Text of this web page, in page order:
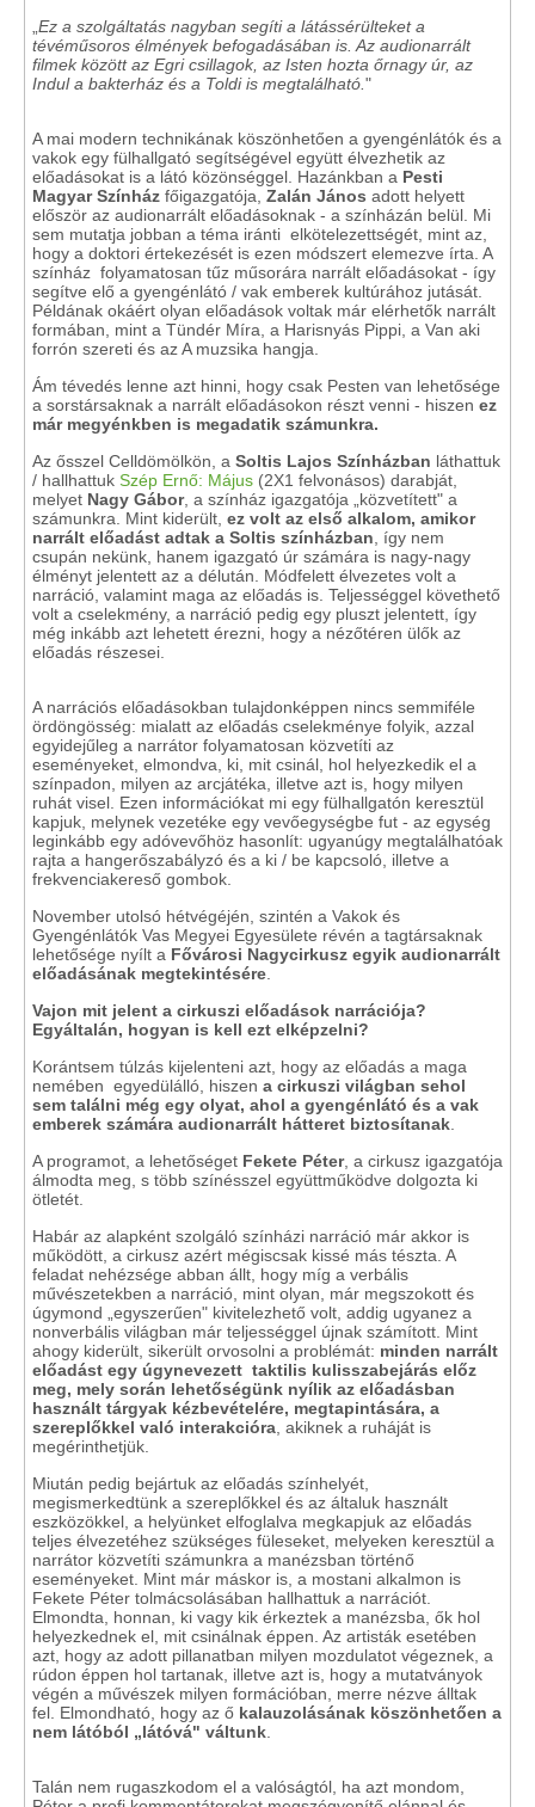
Ez a szolgáltatás nagyban segíti a látássérülteket a
tévéműsoros élmények befogadásában is. Az audionarrált
filmek között az Egri csillagok, az Isten hozta őrnagy úr, az
Indul a bakterház és a Toldi is megtalálható. "
A mai modern technikának köszönhetően a gyengénlátók és a
vakok egy fülhallgató segítségével együtt élvezhetik az
előadásokat is a látó közönséggel. Hazánkban a Pesti
Magyar Színház főigazgatója, Zalán János adott helyett
először az audionarrált előadásoknak - a színházán belül. Mi
sem mutatja jobban a téma iránti elkötelezettségét, mint az,
hogy a doktori értekezését is ezen módszert elemezve írta. A
színház folyamatosan tűz műsorára narrált előadásokat - így
segítve elő a gyengénlátó / vak emberek kultúrához jutását.
Példának okáért olyan előadások voltak már elérhetők narrált
formában, mint a Tündér Míra, a Harisnyás Pippi, a Van aki
forrón szereti és az A muzsika hangja.
Ám tévedés lenne azt hinni, hogy csak Pesten van lehetősége
a sorstársaknak a narrált előadásokon részt venni - hiszen ez
már megyénkben is megadatik számunkra.
Az ősszel Celldömölkön, a Soltis Lajos Színházban láthattuk
/ hallhattuk Szép Ernő: Május (2X1 felvonásos) darabját,
melyet Nagy Gábor, a színház igazgatója „közvetített" a
számunkra. Mint kiderült, ez volt az első alkalom, amikor
narrált előadást adtak a Soltis színházban , így nem
csupán nekünk, hanem igazgató úr számára is nagy-nagy
élményt jelentett az a délután. Módfelett élvezetes volt a
narráció, valamint maga az előadás is. Teljességgel követhető
volt a cselekmény, a narráció pedig egy pluszt jelentett, így
még inkább azt lehetett érezni, hogy a nézőtéren ülők az
előadás részesei.
A narrációs előadásokban tulajdonképpen nincs semmiféle
ördöngösség: mialatt az előadás cselekménye folyik, azzal
egyidejűleg a narrátor folyamatosan közvetíti az
eseményeket, elmondva, ki, mit csinál, hol helyezkedik el a
színpadon, milyen az arcjátéka, illetve azt is, hogy milyen
ruhát visel. Ezen információkat mi egy fülhallgatón keresztül
kapjuk, melynek vezetéke egy vevőegységbe fut - az egység
leginkább egy adóvevőhöz hasonlít: ugyanúgy megtalálhatóak
rajta a hangerőszabályzó és a ki / be kapcsoló, illetve a
frekvenciakereső gombok.
November utolsó hétvégéjén, szintén a Vakok és
Gyengénlátók Vas Megyei Egyesülete révén a tagtársaknak
lehetősége nyílt a Fővárosi Nagycirkusz egyik audionarrált
előadásának megtekintésére
Vajon mit jelent a cirkuszi előadások narrációja?
Egyáltalán, hogyan is kell ezt elképzelni?
Korántsem túlzás kijelenteni azt, hogy az előadás a maga
nemében egyedülálló, hiszen a cirkuszi világban sehol
sem találni még egy olyat, ahol a gyengénlátó és a vak
emberek számára audionarrált hátteret biztosítanak
A programot, a lehetőséget Fekete Péter, a cirkusz igazgatója
álmodta meg, s több színésszel együttműködve dolgozta ki
ötletét.
Habár az alapként szolgáló színházi narráció már akkor is
működött, a cirkusz azért mégiscsak kissé más tészta. A
feladat nehézsége abban állt, hogy míg a verbális
művészetekben a narráció, mint olyan, már megszokott és
úgymond „egyszerűen" kivitelezhető volt, addig ugyanez a
nonverbális világban már teljességgel újnak számított. Mint
ahogy kiderült, sikerült orvosolni a problémát: minden narrált
előadást egy úgynevezett taktilis kulisszabejárás előz
meg, mely során lehetőségünk nyílik az előadásban
használt tárgyak kézbevételére, megtapintására, a
szereplőkkel való interakcióra , akiknek a ruháját is
megérinthetjük.
Miután pedig bejártuk az előadás színhelyét,
megismerkedtünk a szereplőkkel és az általuk használt
eszközökkel, a helyünket elfoglalva megkapjuk az előadás
teljes élvezetéhez szükséges füleseket, melyeken keresztül a
narrátor közvetíti számunkra a manézsban történő
eseményeket. Mint már máskor is, a mostani alkalmon is
Fekete Péter tolmácsolásában hallhattuk a narrációt.
Elmondta, honnan, ki vagy kik érkeztek a manézsba, ők hol
helyezkednek el, mit csinálnak éppen. Az artisták esetében
azt, hogy az adott pillanatban milyen mozdulatot végeznek, a
rúdon éppen hol tartanak, illetve azt is, hogy a mutatványok
végén a művészek milyen formációban, merre nézve álltak
fel. Elmondható, hogy az ő kalauzolásának köszönhetően a
nem látóból „látóvá" váltunk
Talán nem rugaszkodom el a valóságtól, ha azt mondom,